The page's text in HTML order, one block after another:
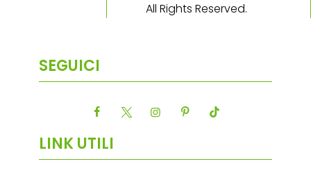
All Rights Reserved.
SEGUICI
LINK UTILI